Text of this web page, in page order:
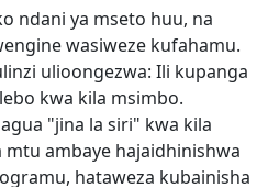
ndani ya mseto huu, na
wasiweze kufahamu.
ulioongezwa: Ili kupanga
kwa kila msimbo.
"jina la siri" kwa kila
ambaye hajaidhinishwa
hataweza kubainisha